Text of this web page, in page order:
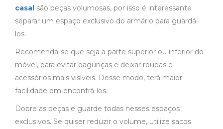
casal são peças volumosas, por isso é interessante
separar um espaço exclusivo do armário para guardá-
los.
Recomenda-se que seja a parte superior ou inferior do
móvel, para evitar bagunças e deixar roupas e
acessórios mais visíveis. Desse modo, terá maior
facilidade em encontrá-los.
Dobre as peças e guarde todas nesses espaços
exclusivos. Se quiser reduzir o volume, utilize sacos